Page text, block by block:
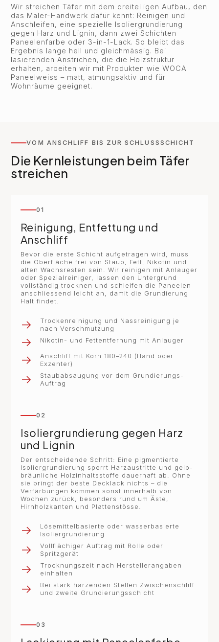
Wir streichen Täfer mit dem dreiteiligen Aufbau, den
das Maler-Handwerk dafür kennt: Reinigen und
Anschleifen, eine spezielle Isoliergrundierung
gegen Harz und Lignin, dann zwei Schichten
Paneelenfarbe oder 3-in-1-Lack. So bleibt das
Ergebnis lange hell und gleichmässig. Bei
lasierenden Anstrichen, die die Holzstruktur
erhalten, arbeiten wir mit Produkten wie WOCA
Paneelweiss – matt, atmungsaktiv und für
Wohnräume geeignet.
VOM ANSCHLIFF BIS ZUR SCHLUSSSCHICHT
Die Kernleistungen beim Täfer
streichen
01
Reinigung, Entfettung und
Anschliff
Bevor die erste Schicht aufgetragen wird, muss
die Oberfläche frei von Staub, Fett, Nikotin und
alten Wachsresten sein. Wir reinigen mit Anlauger
oder Spezialreiniger, lassen den Untergrund
vollständig trocknen und schleifen die Paneelen
anschliessend leicht an, damit die Grundierung
Halt findet.
Trockenreinigung und Nassreinigung je
nach Verschmutzung
Nikotin- und Fettentfernung mit Anlauger
Anschliff mit Korn 180–240 (Hand oder
Exzenter)
Staubabsaugung vor dem Grundierungs-
Auftrag
02
Isoliergrundierung gegen Harz
und Lignin
Der entscheidende Schritt: Eine pigmentierte
Isoliergrundierung sperrt Harzaustritte und gelb-
bräunliche Holzinhaltsstoffe dauerhaft ab. Ohne
sie bringt der beste Decklack nichts – die
Verfärbungen kommen sonst innerhalb von
Wochen zurück, besonders rund um Äste,
Hirnholzkanten und Plattenstösse.
Lösemittelbasierte oder wasserbasierte
Isoliergrundierung
Vollflächiger Auftrag mit Rolle oder
Spritzgerät
Trocknungszeit nach Herstellerangaben
einhalten
Bei stark harzenden Stellen Zwischenschliff
und zweite Grundierungsschicht
03